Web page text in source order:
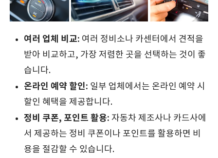
여러 업체 비교: 여러 정비소나 카센터에서 견적을
받아 비교하고, 가장 저렴한 곳을 선택하는 것이 좋
습니다.
온라인 예약 할인: 일부 업체에서는 온라인 예약 시
할인 혜택을 제공합니다.
정비 쿠폰, 포인트 활용: 자동차 제조사나 카드사에
서 제공하는 정비 쿠폰이나 포인트를 활용하면 비
용을 절감할 수 있습니다.